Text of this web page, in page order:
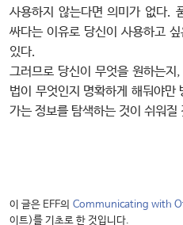
사용하지 않는다면 의미가 없다.
싸다는 이유로 당신이 사용하고
있다.
그러므로 당신이 무엇을 원하는
법이 무엇인지 명확하게 해둬야만
가는 정보를 탐색하는 것이 쉬워질
이 글은 EFF의 Communicating with
이트)를 기초로 한 것입니다.